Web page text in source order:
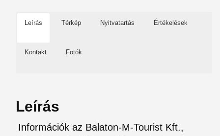
Leírás Térkép Nyitvatartás Értékelések
Kontakt Fotók
Leírás
Információk az Balaton-M-Tourist Kft.,